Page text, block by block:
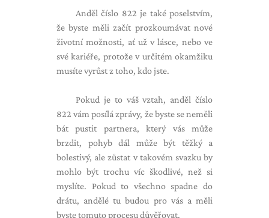
Anděl číslo 822 je také poselstvím,
že byste měli začít prozkoumávat nové
životní možnosti, ať už v lásce, nebo ve
své kariéře, protože v určitém okamžiku
musíte vyrůst z toho, kdo jste.
Pokud je to váš vztah, anděl číslo
822 vám posílá zprávy, že byste se neměli
bát pustit partnera, který vás může
brzdit, pohyb dál může být těžký a
bolestivý, ale zůstat v takovém svazku by
mohlo být trochu víc škodlivé, než si
myslíte. Pokud to všechno spadne do
drátu, andělé tu budou pro vás a měli
byste tomuto procesu důvěřovat.